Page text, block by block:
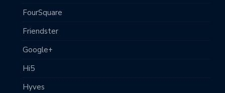
FourSquare
Friendster
Google+
Hi5
Hyves